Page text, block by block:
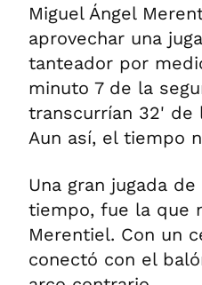
Miguel Ángel
aprovechar una
tanteador por
minuto 7 de la
transcurrían 32' de
Aun así, el tiempo
Una gran jugada
tiempo, fue la que
Merentiel. Con un
conectó con el